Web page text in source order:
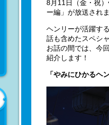
8月11日（金・祝
ー編」が放送され
ヘンリーが活躍す
話も含めたスペシ
お話の間では、今
紹介します！
「やみにひかるヘ